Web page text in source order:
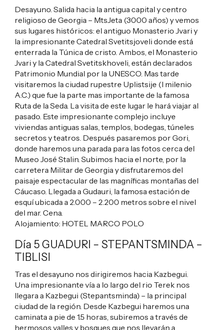
Desayuno. Salida hacia la antigua capital y centro
religioso de Georgia – MtsJeta (3000 años) y vemos
sus lugares históricos: el antiguo Monasterio Jvari y
la impresionante Catedral Svetitsjoveli donde está
enterrada la Túnica de cristo. Ambos, el Monasterio
Jvari y la Catedral Svetitskhoveli, están declarados
Patrimonio Mundial por la UNESCO. Mas tarde
visitaremos la ciudad rupestre Uplistsije (I milenio
A.C.) que fue la parte mas importante de la famosa
Ruta de la Seda. La visita de este lugar le hará viajar al
pasado. Este impresionante complejo incluye
viviendas antiguas salas, templos, bodegas, túneles
secretos y teatros. Después pasaremos por Gori,
donde haremos una parada para las fotos cerca del
Museo José Stalin. Subimos hacia el norte, por la
carretera Militar de Georgia y disfrutaremos del
paisaje espectacular de las magníficas montañas del
Cáucaso. Llegada a Gudauri, la famosa estación de
esquí ubicada a 2.000 – 2.200 metros sobre el nivel
del mar. Cena.
Alojamiento: HOTEL MARCO POLO
Día 5 GUADURI – STEPANTSMINDA –
TIBLISI
Tras el desayuno nos dirigiremos hacia Kazbegui.
Una impresionante vía a lo largo del rio Terek nos
llegara a Kazbegui (Stepantsminda) – la principal
ciudad de la región. Desde Kazbegui haremos una
caminata a pie de 1.5 horas, subiremos a través de
hermosos valles y bosques que nos llevarán a